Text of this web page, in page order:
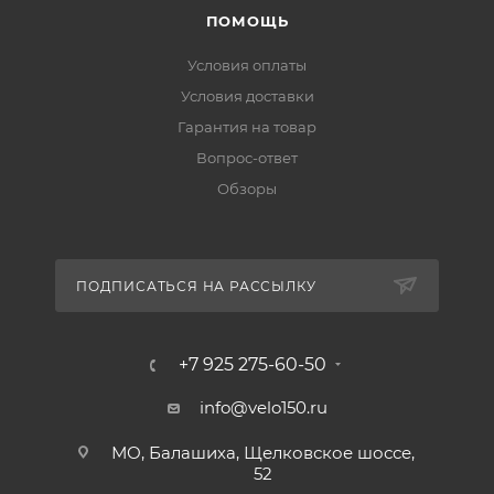
ПОМОЩЬ
Условия оплаты
Условия доставки
Гарантия на товар
Вопрос-ответ
Обзоры
ПОДПИСАТЬСЯ НА РАССЫЛКУ
+7 925 275-60-50
info@velo150.ru
МО, Балашиха, Щелковское шоссе,
52